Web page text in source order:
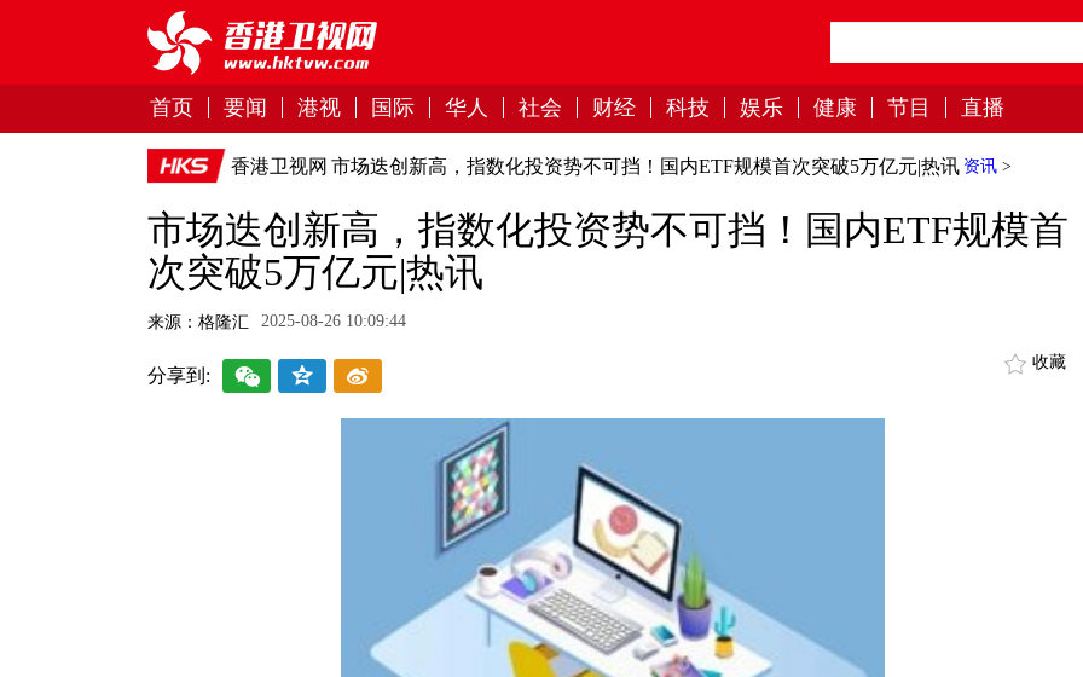
首页 要闻 港视 国际 华人 社会 财经 科技 娱乐 健康 节目 直播
香港卫视网 资讯 >
市场迭创新高，指数化投资势不可挡！国内ETF规模首次突破5万亿元|热讯
市场迭创新高，指数化投资势不可挡！国内ETF规模首
次突破5万亿元|热讯
来源：格隆汇 2025-08-26 10:09:44
分享到:
收藏